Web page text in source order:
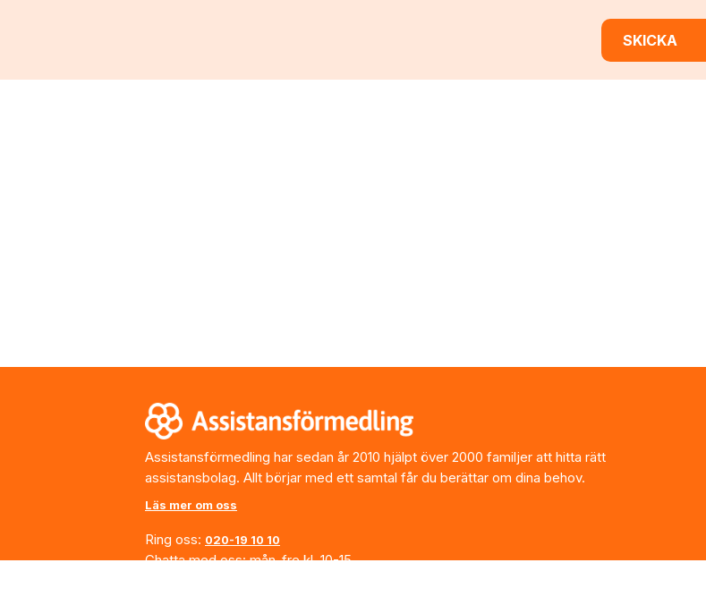
Assistansförmedling har sedan år 2010 hjälpt över 2000 familjer att hitta rätt
assistansbolag. Allt börjar med ett samtal får du berättar om dina behov.
Läs mer om oss
Ring oss: 020-19 10 10
Chatta med oss: mån-fre kl. 10-15